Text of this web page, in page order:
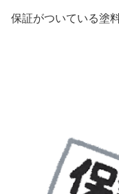
保証がついている塗